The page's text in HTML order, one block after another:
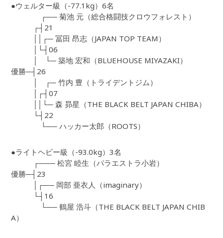
●ウェルター級（-77.1kg）6名
┌── 菊池 元（総合格闘技クロウフォレスト）
┌┤21
││┌─ 冨田 昂志（JAPAN TOP TEAM）
│└┤06
│ └─ 築地 宏和（BLUEHOUSE MIYAZAKI）
優勝─┤26
│ ┌─ 竹内 豊（トライデントジム）
│┌┤07
││└─ 森 昴星（THE BLACK BELT JAPAN CHIBA）
└┤22
└── ハッカー太郎（ROOTS）
●ライトヘビー級（-93.0kg）3名
┌─── 松宮 睦生（パラエストラ小岩）
優勝─┤23
│┌── 岡部 亜衣人（imaginary）
└┤16
└── 鶴屋 浩斗（THE BLACK BELT JAPAN CHIB
A）